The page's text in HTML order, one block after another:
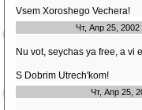
Vsem Xoroshego Vechera!
Чт, Апр 25, 2002
Nu vot, seychas ya free, a vi
S Dobrim Utrech'kom!
Чт, Апр 25,